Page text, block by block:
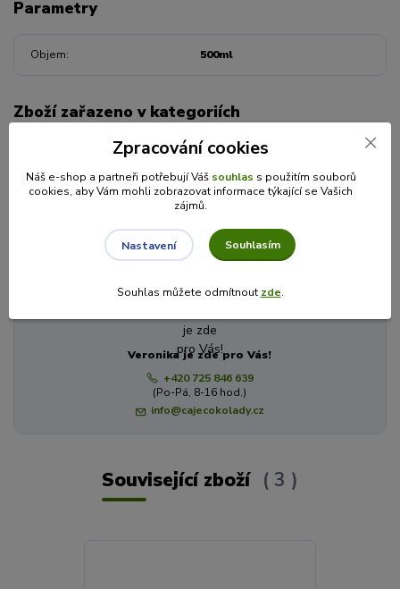
Parametry
Objem 500ml
Zboží zařazeno v kategoriích
SIRUPY A SMOOTHIE
Ovocné sirupy
Nature NoTea s.r.o.
Máte dotaz? Potřebujete poradit?
Veronika je zde pro Vás!
+420 725 846 639
(Po-Pá, 8-16 hod.)
info@cajecokolady.cz
Související zboží 3
Zpracování cookies
Náš e-shop a partneři potřebují Váš souhlas s použitím souborů
cookies, aby Vám mohli zobrazovat informace týkající se Vašich
zájmů.
Nastavení Souhlasím
Souhlas můžete odmítnout zde.